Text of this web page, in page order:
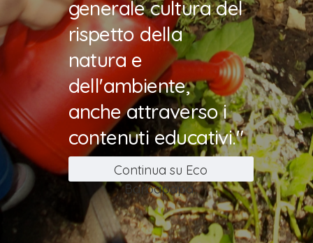
generale cultura del
rispetto della
natura e
dell'ambiente,
anche attraverso i
contenuti educativi."
Continua su Eco
Barbapapà..